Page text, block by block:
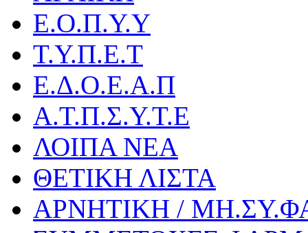
Ε.Ο.Π.Υ.Υ
Τ.Υ.Π.Ε.Τ
Ε.Δ.Ο.Ε.Α.Π
Α.Τ.Π.Σ.Υ.Τ.Ε
ΛΟΙΠΑ ΝΕΑ
ΘΕΤΙΚΗ ΛΙΣΤΑ
ΑΡΝΗΤΙΚΗ /